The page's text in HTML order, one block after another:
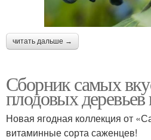
читать дальше →
Сборник самых
плодовых деревьев
Новая ягодная коллекция от
витаминные сорта саженцев!